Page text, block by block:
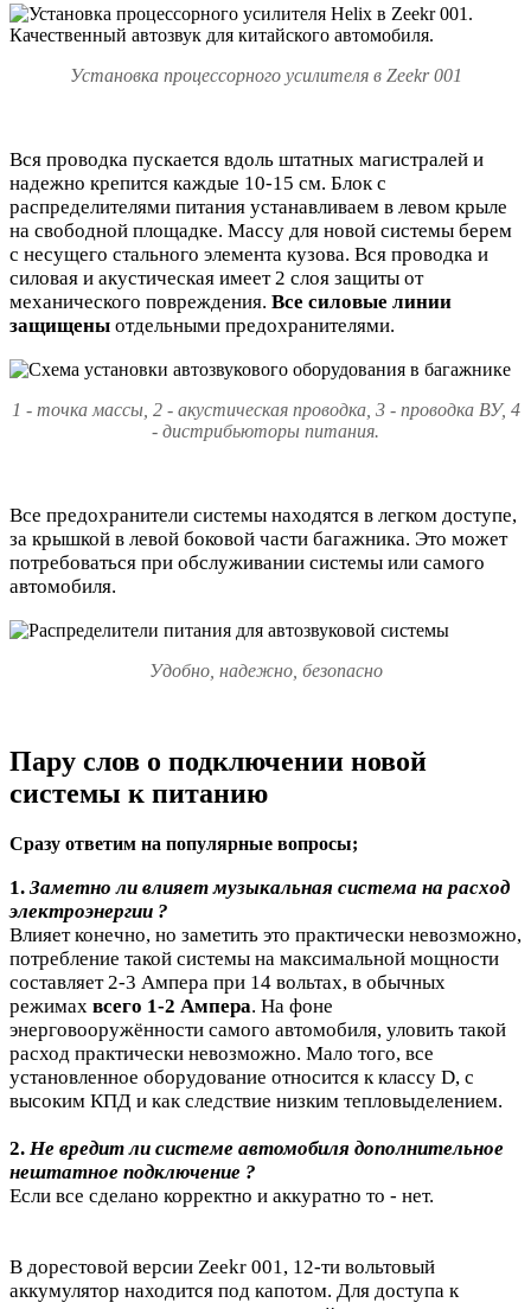
Установка процессорного усилителя в Zeekr 001
Вся проводка пускается вдоль штатных магистралей и
надежно крепится каждые 10-15 см. Блок с
распределителями питания устанавливаем в левом крыле
на свободной площадке. Массу для новой системы берем
с несущего стального элемента кузова. Вся проводка и
силовая и акустическая имеет 2 слоя защиты от
механического повреждения. Все силовые линии
защищены отдельными предохранителями.
1 - точка массы, 2 - акустическая проводка, 3 - проводка ВУ, 4
- дистрибьюторы питания.
Все предохранители системы находятся в легком доступе,
за крышкой в левой боковой части багажника. Это может
потребоваться при обслуживании системы или самого
автомобиля.
Удобно, надежно, безопасно
Пару слов о подключении новой
системы к питанию
Сразу ответим на популярные вопросы;
1. Заметно ли влияет музыкальная система на расход
электроэнергии ?
Влияет конечно, но заметить это практически невозможно,
потребление такой системы на максимальной мощности
составляет 2-3 Ампера при 14 вольтах, в обычных
режимах всего 1-2 Ампера. На фоне
энерговооружённости самого автомобиля, уловить такой
расход практически невозможно. Мало того, все
установленное оборудование относится к классу D, с
высоким КПД и как следствие низким тепловыделением.
2. Не вредит ли системе автомобиля дополнительное
нештатное подключение ?
Если все сделано корректно и аккуратно то - нет.
В дорестовой версии Zeekr 001, 12-ти вольтовый
аккумулятор находится под капотом. Для доступа к